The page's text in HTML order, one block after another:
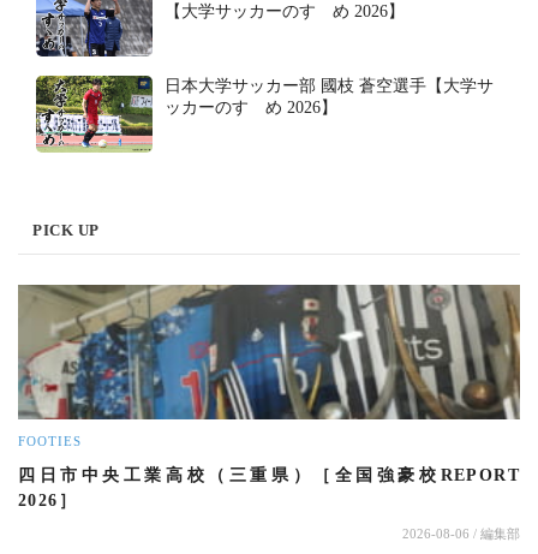
【大学サッカーのすゝめ 2026】
日本大学サッカー部 國枝 蒼空選手【大学サ
ッカーのすゝめ 2026】
PICK UP
FOOTIES
四日市中央工業高校（三重県）［全国強豪校REPORT
2026］
2026-08-06 / 編集部